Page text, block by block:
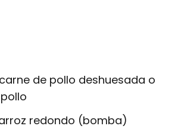
de pollo deshuesada o
redondo (bomba)